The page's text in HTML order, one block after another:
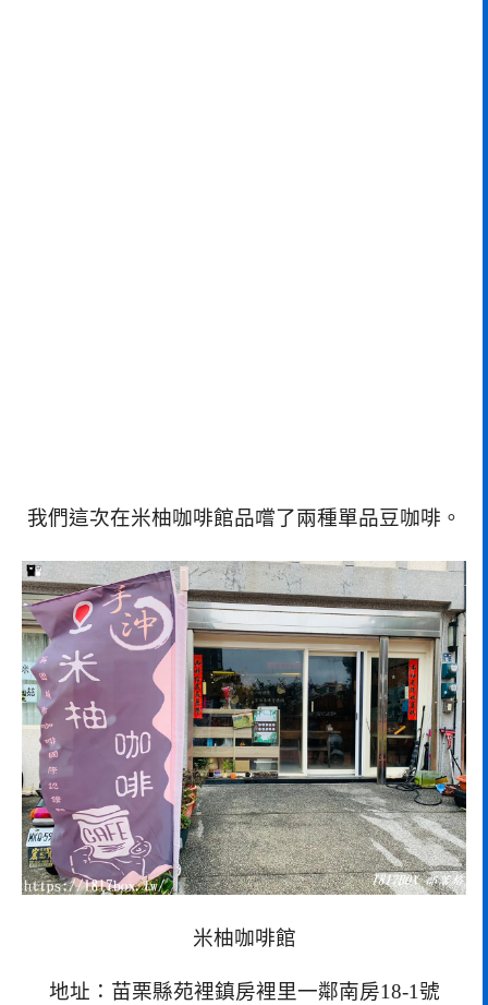
我們這次在米柚咖啡館品嚐了兩種單品豆咖啡。
米柚咖啡館
地址：苗栗縣苑裡鎮房裡里一鄰南房18-1號